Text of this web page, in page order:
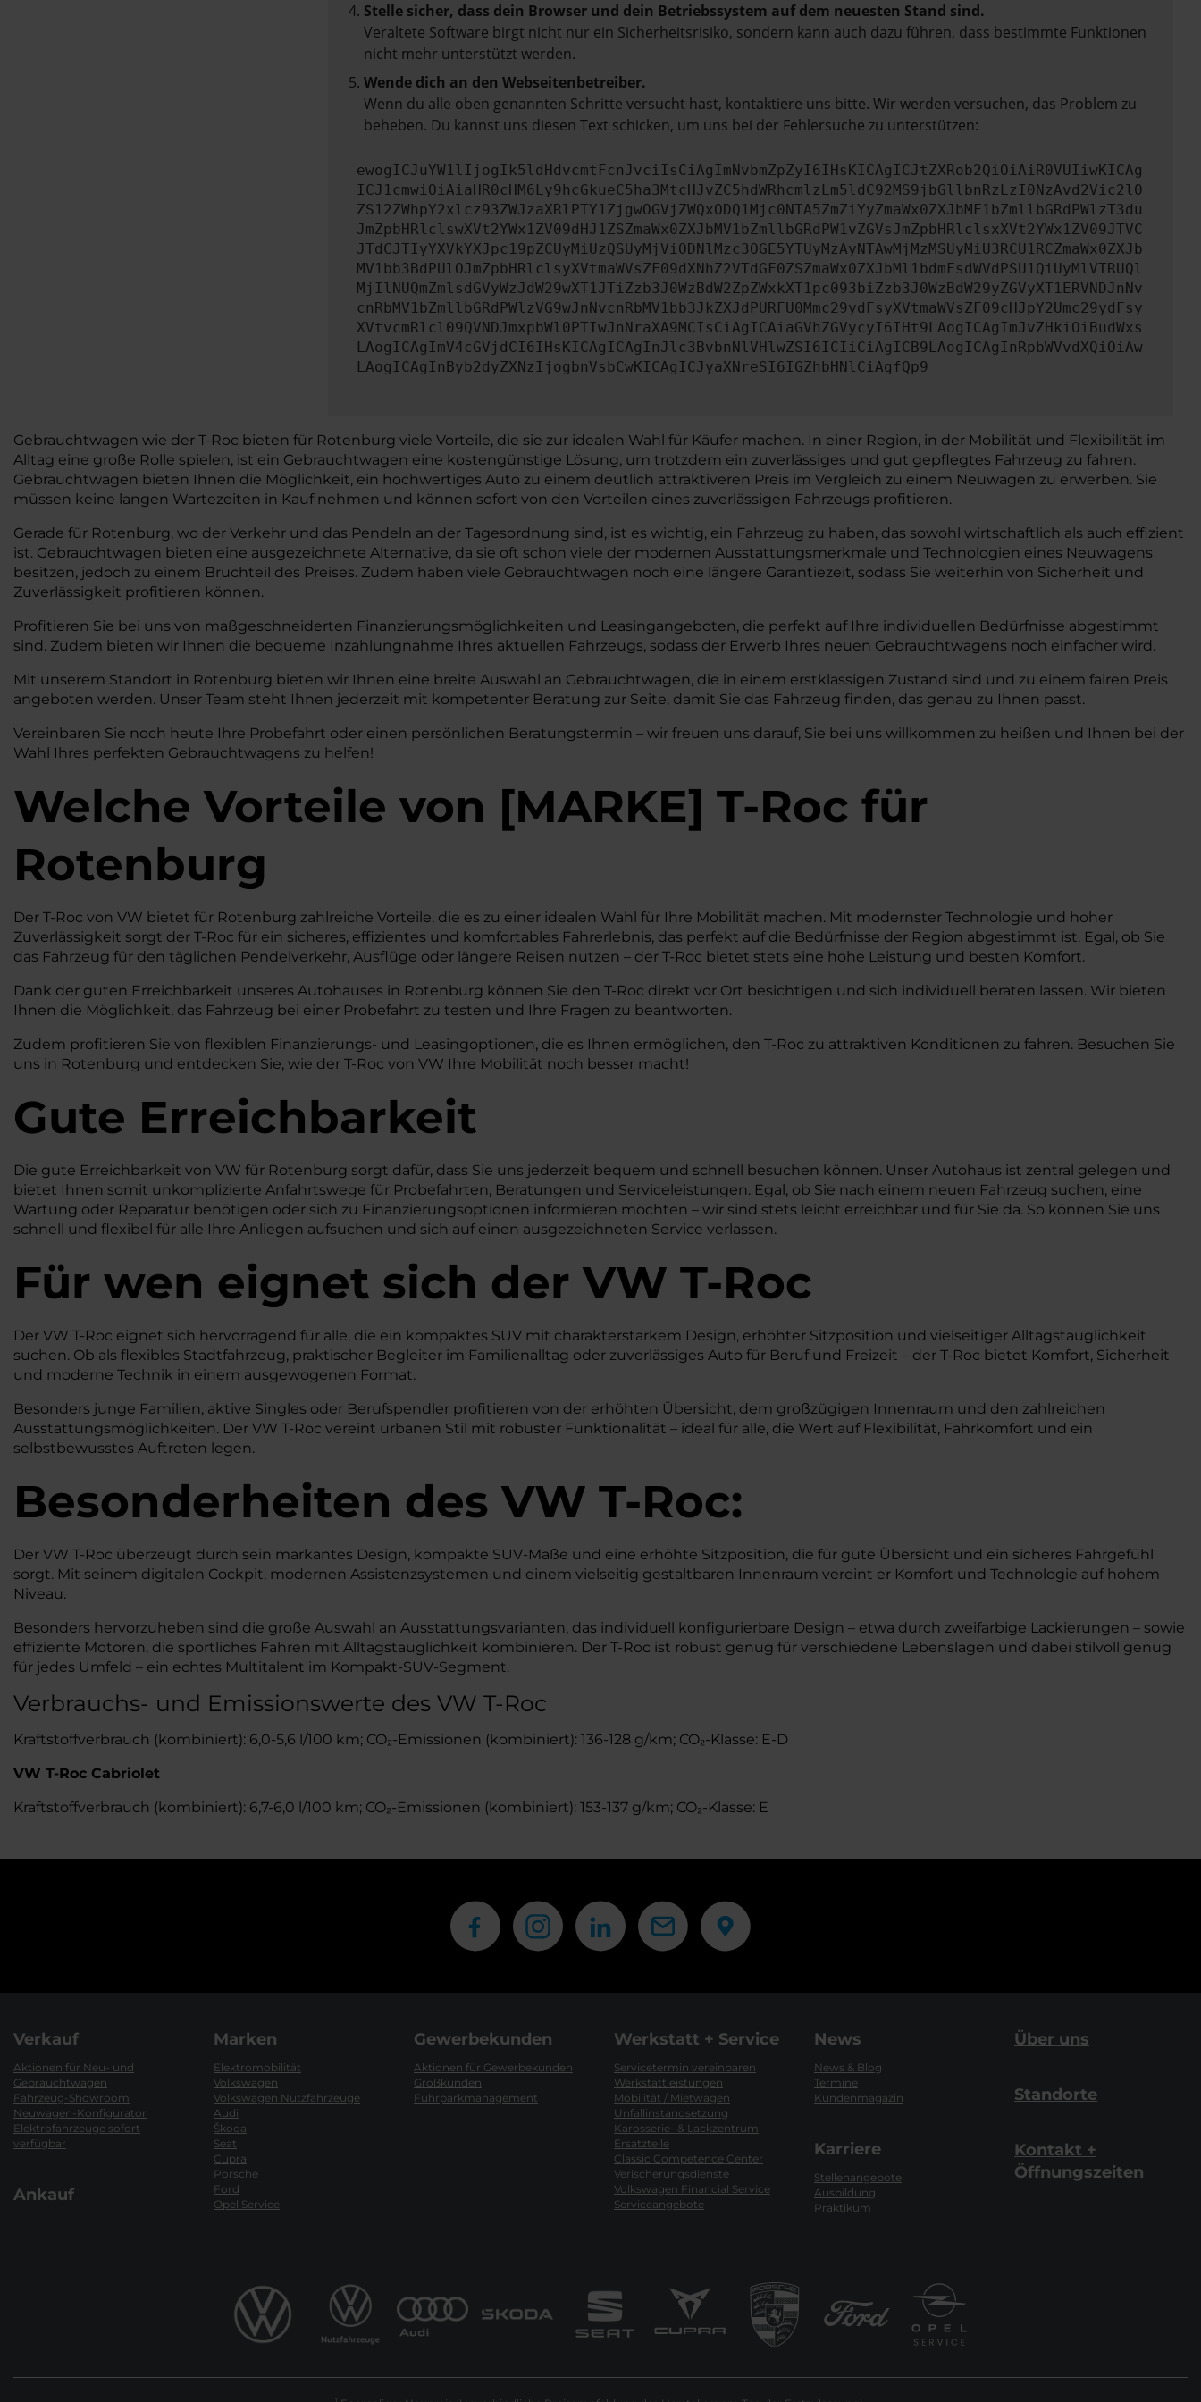
Stelle sicher, dass dein Browser und dein Betriebssystem auf dem neuesten Stand sind.
Veraltete Software birgt nicht nur ein Sicherheitsrisiko, sondern kann auch dazu führen, dass bestimmte Funktionen
nicht mehr unterstützt werden.
Wende dich an den Webseitenbetreiber.
Wenn du alle oben genannten Schritte versucht hast, kontaktiere uns bitte. Wir werden versuchen, das Problem zu
beheben. Du kannst uns diesen Text schicken, um uns bei der Fehlersuche zu unterstützen:
ewogICJuYW1lIjogIk5ldHdvcmtFcnJvciIsCiAgImNvbmZpZyI6IHsKICAgICJtZXRob2QiOiAiR0VUIiwKICAg
ICJ1cmwiOiAiaHR0cHM6Ly9hcGkueC5ha3MtcHJvZC5hdWRhcmlzLm5ldC92MS9jbGllbnRzLzI0NzAvd2Vic2l0
ZS12ZWhpY2xlcz93ZWJzaXRlPTY1ZjgwOGVjZWQxODQ1Mjc0NTA5ZmZiYyZmaWx0ZXJbMF1bZmllbGRdPWlzT3du
JmZpbHRlclswXVt2YWx1ZV09dHJ1ZSZmaWx0ZXJbMV1bZmllbGRdPW1vZGVsJmZpbHRlclsxXVt2YWx1ZV09JTVC
JTdCJTIyYXVkYXJpc19pZCUyMiUzQSUyMjViODNlMzc3OGE5YTUyMzAyNTAwMjMzMSUyMiU3RCU1RCZmaWx0ZXJb
MV1bb3BdPUlOJmZpbHRlclsyXVtmaWVsZF09dXNhZ2VTdGF0ZSZmaWx0ZXJbMl1bdmFsdWVdPSU1QiUyMlVTRUQl
MjIlNUQmZmlsdGVyWzJdW29wXT1JTiZzb3J0WzBdW2ZpZWxkXT1pc093biZzb3J0WzBdW29yZGVyXT1ERVNDJnNv
cnRbMV1bZmllbGRdPWlzVG9wJnNvcnRbMV1bb3JkZXJdPURFU0Mmc29ydFsyXVtmaWVsZF09cHJpY2Umc29ydFsy
XVtvcmRlcl09QVNDJmxpbWl0PTIwJnNraXA9MCIsCiAgICAiaGVhZGVycyI6IHt9LAogICAgImJvZHkiOiBudWxs
LAogICAgImV4cGVjdCI6IHsKICAgICAgInJlc3BvbnNlVHlwZSI6ICIiCiAgICB9LAogICAgInRpbWVvdXQiOiAw
LAogICAgInByb2dyZXNzIjogbnVsbCwKICAgICJyaXNreSI6IGZhbHNlCiAgfQp9
Gebrauchtwagen wie der T-Roc bieten für Rotenburg viele Vorteile, die sie zur idealen Wahl für Käufer machen. In einer Region, in der Mobilität und Flexibilität im
Alltag eine große Rolle spielen, ist ein Gebrauchtwagen eine kostengünstige Lösung, um trotzdem ein zuverlässiges und gut gepflegtes Fahrzeug zu fahren.
Gebrauchtwagen bieten Ihnen die Möglichkeit, ein hochwertiges Auto zu einem deutlich attraktiveren Preis im Vergleich zu einem Neuwagen zu erwerben. Sie
müssen keine langen Wartezeiten in Kauf nehmen und können sofort von den Vorteilen eines zuverlässigen Fahrzeugs profitieren.
Gerade für Rotenburg, wo der Verkehr und das Pendeln an der Tagesordnung sind, ist es wichtig, ein Fahrzeug zu haben, das sowohl wirtschaftlich als auch effizient
ist. Gebrauchtwagen bieten eine ausgezeichnete Alternative, da sie oft schon viele der modernen Ausstattungsmerkmale und Technologien eines Neuwagens
besitzen, jedoch zu einem Bruchteil des Preises. Zudem haben viele Gebrauchtwagen noch eine längere Garantiezeit, sodass Sie weiterhin von Sicherheit und
Zuverlässigkeit profitieren können.
Profitieren Sie bei uns von maßgeschneiderten Finanzierungsmöglichkeiten und Leasingangeboten, die perfekt auf Ihre individuellen Bedürfnisse abgestimmt
sind. Zudem bieten wir Ihnen die bequeme Inzahlungnahme Ihres aktuellen Fahrzeugs, sodass der Erwerb Ihres neuen Gebrauchtwagens noch einfacher wird.
Mit unserem Standort in Rotenburg bieten wir Ihnen eine breite Auswahl an Gebrauchtwagen, die in einem erstklassigen Zustand sind und zu einem fairen Preis
angeboten werden. Unser Team steht Ihnen jederzeit mit kompetenter Beratung zur Seite, damit Sie das Fahrzeug finden, das genau zu Ihnen passt.
Vereinbaren Sie noch heute Ihre Probefahrt oder einen persönlichen Beratungstermin – wir freuen uns darauf, Sie bei uns willkommen zu heißen und Ihnen bei der
Wahl Ihres perfekten Gebrauchtwagens zu helfen!
Welche Vorteile von [MARKE] T-Roc für
Rotenburg
Der T-Roc von VW bietet für Rotenburg zahlreiche Vorteile, die es zu einer idealen Wahl für Ihre Mobilität machen. Mit modernster Technologie und hoher
Zuverlässigkeit sorgt der T-Roc für ein sicheres, effizientes und komfortables Fahrerlebnis, das perfekt auf die Bedürfnisse der Region abgestimmt ist. Egal, ob Sie
das Fahrzeug für den täglichen Pendelverkehr, Ausflüge oder längere Reisen nutzen – der T-Roc bietet stets eine hohe Leistung und besten Komfort.
Dank der guten Erreichbarkeit unseres Autohauses in Rotenburg können Sie den T-Roc direkt vor Ort besichtigen und sich individuell beraten lassen. Wir bieten
Ihnen die Möglichkeit, das Fahrzeug bei einer Probefahrt zu testen und Ihre Fragen zu beantworten.
Zudem profitieren Sie von flexiblen Finanzierungs- und Leasingoptionen, die es Ihnen ermöglichen, den T-Roc zu attraktiven Konditionen zu fahren. Besuchen Sie
uns in Rotenburg und entdecken Sie, wie der T-Roc von VW Ihre Mobilität noch besser macht!
Gute Erreichbarkeit
Die gute Erreichbarkeit von VW für Rotenburg sorgt dafür, dass Sie uns jederzeit bequem und schnell besuchen können. Unser Autohaus ist zentral gelegen und
bietet Ihnen somit unkomplizierte Anfahrtswege für Probefahrten, Beratungen und Serviceleistungen. Egal, ob Sie nach einem neuen Fahrzeug suchen, eine
Wartung oder Reparatur benötigen oder sich zu Finanzierungsoptionen informieren möchten – wir sind stets leicht erreichbar und für Sie da. So können Sie uns
schnell und flexibel für alle Ihre Anliegen aufsuchen und sich auf einen ausgezeichneten Service verlassen.
Für wen eignet sich der VW T-Roc
Der VW T-Roc eignet sich hervorragend für alle, die ein kompaktes SUV mit charakterstarkem Design, erhöhter Sitzposition und vielseitiger Alltagstauglichkeit
suchen. Ob als flexibles Stadtfahrzeug, praktischer Begleiter im Familienalltag oder zuverlässiges Auto für Beruf und Freizeit – der T-Roc bietet Komfort, Sicherheit
und moderne Technik in einem ausgewogenen Format.
Besonders junge Familien, aktive Singles oder Berufspendler profitieren von der erhöhten Übersicht, dem großzügigen Innenraum und den zahlreichen
Ausstattungsmöglichkeiten. Der VW T-Roc vereint urbanen Stil mit robuster Funktionalität – ideal für alle, die Wert auf Flexibilität, Fahrkomfort und ein
selbstbewusstes Auftreten legen.
Besonderheiten des VW T-Roc:
Der VW T-Roc überzeugt durch sein markantes Design, kompakte SUV-Maße und eine erhöhte Sitzposition, die für gute Übersicht und ein sicheres Fahrgefühl
sorgt. Mit seinem digitalen Cockpit, modernen Assistenzsystemen und einem vielseitig gestaltbaren Innenraum vereint er Komfort und Technologie auf hohem
Niveau.
Besonders hervorzuheben sind die große Auswahl an Ausstattungsvarianten, das individuell konfigurierbare Design – etwa durch zweifarbige Lackierungen – sowie
effiziente Motoren, die sportliches Fahren mit Alltagstauglichkeit kombinieren. Der T-Roc ist robust genug für verschiedene Lebenslagen und dabei stilvoll genug
für jedes Umfeld – ein echtes Multitalent im Kompakt-SUV-Segment.
Verbrauchs- und Emissionswerte des VW T-Roc
Kraftstoffverbrauch (kombiniert): 6,0-5,6 l/100 km; CO₂-Emissionen (kombiniert): 136-128 g/km; CO₂-Klasse: E-D
VW T-Roc Cabriolet
Kraftstoffverbrauch (kombiniert): 6,7-6,0 l/100 km; CO₂-Emissionen (kombiniert): 153-137 g/km; CO₂-Klasse: E
Verkauf
Aktionen für Neu- und
Gebrauchtwagen
Fahrzeug-Showroom
Neuwagen-Konfigurator
Elektrofahrzeuge sofort
verfügbar
Ankauf
Marken
Elektromobilität
Volkswagen
Volkswagen Nutzfahrzeuge
Audi
Škoda
Seat
Cupra
Porsche
Ford
Opel Service
Gewerbekunden
Aktionen für Gewerbekunden
Großkunden
Fuhrparkmanagement
Werkstatt + Service
Servicetermin vereinbaren
Werkstattleistungen
Mobilität / Mietwagen
Unfallinstandsetzung
Karosserie- & Lackzentrum
Ersatzteile
Classic Competence Center
Verischerungsdienste
Volkswagen Financial Service
Serviceangebote
News
News & Blog
Termine
Kundenmagazin
Karriere
Stellenangebote
Ausbildung
Praktikum
Über uns
Standorte
Kontakt +
Öffnungszeiten